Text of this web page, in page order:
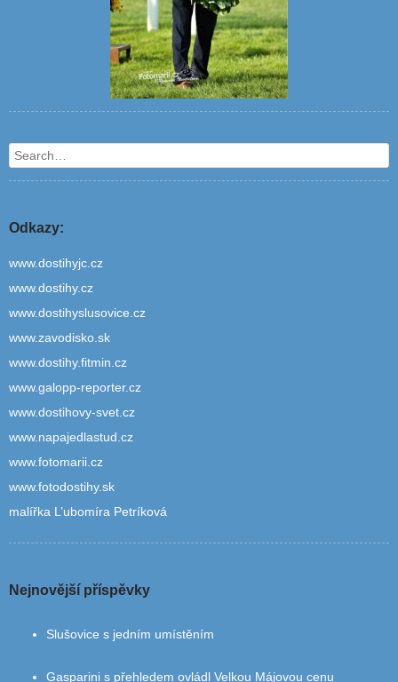
Search
Odkazy:
www.dostihyjc.cz
www.dostihy.cz
www.dostihyslusovice.cz
www.zavodisko.sk
www.dostihy.fitmin.cz
www.galopp-reporter.cz
www.dostihovy-svet.cz
www.napajedlastud.cz
www.fotomarii.cz
www.fotodostihy.sk
malířka L’ubomíra Petríková
Nejnovější příspěvky
Slušovice s jedním umístěním
Gasparini s přehledem ovládl Velkou Májovou cenu